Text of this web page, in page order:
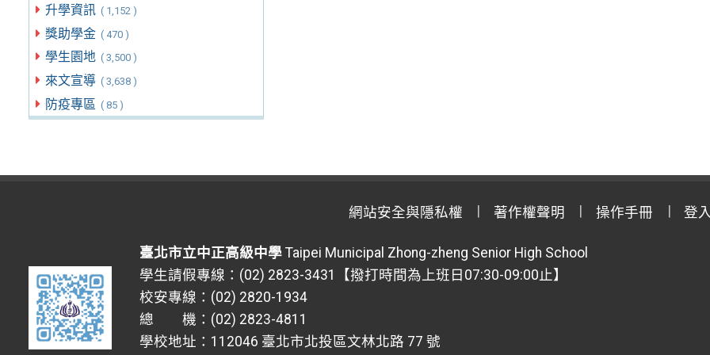
升學資訊 ( 1,152 )
獎助學金 ( 470 )
學生園地 ( 3,500 )
來文宣導 ( 3,638 )
防疫專區 ( 85 )
網站安全與隱私權 著作權聲明 操作手冊 登
臺北市立中正高級中學 Taipei Municipal Zhong-zheng Senior High School
學生請假專線：(02) 2823-3431【撥打時間為上班日07:30-09:00止】
校安專線：(02) 2820-1934
總 機：(02) 2823-4811
學校地址：112046 臺北市北投區文林北路 77 號